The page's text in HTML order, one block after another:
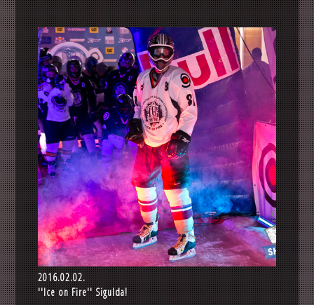
2016.02.02.
''Ice on Fire'' Sigulda!